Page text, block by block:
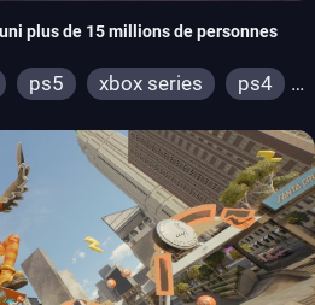
plus de 15 millions de personnes
ps5 xbox series
ps4